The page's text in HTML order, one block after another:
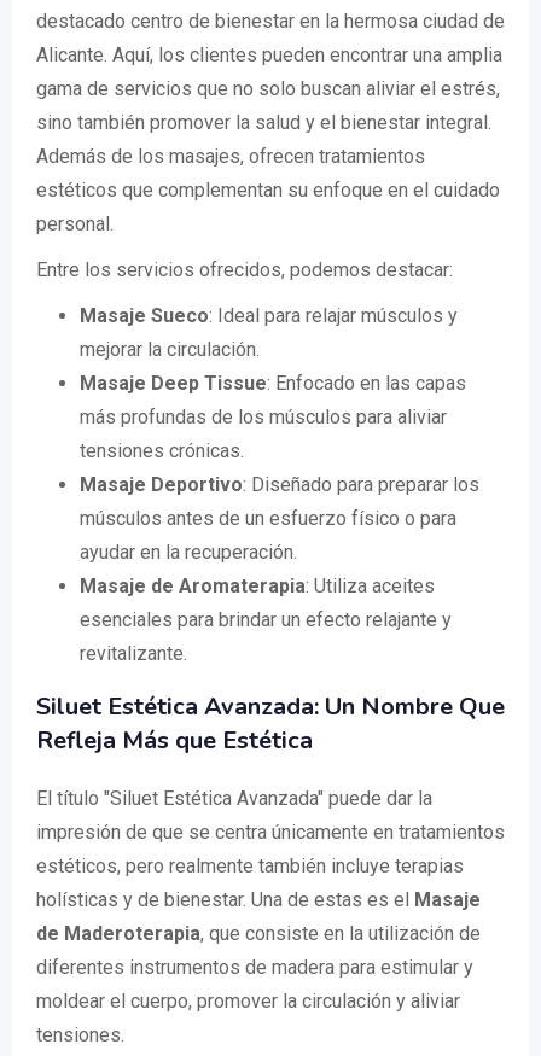
destacado centro de bienestar en la hermosa ciudad de
Alicante. Aquí, los clientes pueden encontrar una amplia
gama de servicios que no solo buscan aliviar el estrés,
sino también promover la salud y el bienestar integral.
Además de los masajes, ofrecen tratamientos
estéticos que complementan su enfoque en el cuidado
personal.
Entre los servicios ofrecidos, podemos destacar:
Masaje Sueco: Ideal para relajar músculos y
mejorar la circulación.
Masaje Deep Tissue: Enfocado en las capas
más profundas de los músculos para aliviar
tensiones crónicas.
Masaje Deportivo: Diseñado para preparar los
músculos antes de un esfuerzo físico o para
ayudar en la recuperación.
Masaje de Aromaterapia: Utiliza aceites
esenciales para brindar un efecto relajante y
revitalizante.
Siluet Estética Avanzada: Un Nombre Que
Refleja Más que Estética
El título "Siluet Estética Avanzada" puede dar la
impresión de que se centra únicamente en tratamientos
estéticos, pero realmente también incluye terapias
holísticas y de bienestar. Una de estas es el Masaje
de Maderoterapia, que consiste en la utilización de
diferentes instrumentos de madera para estimular y
moldear el cuerpo, promover la circulación y aliviar
tensiones.